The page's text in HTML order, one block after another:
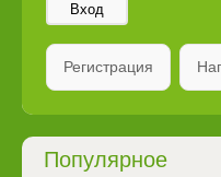
Вход
Регистрация
Популярное